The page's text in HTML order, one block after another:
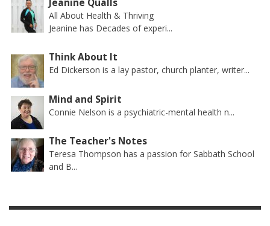
All About Health & Thriving
Jeanine has Decades of experi...
Think About It
Ed Dickerson is a lay pastor, church planter, writer...
Mind and Spirit
Connie Nelson is a psychiatric-mental health n...
The Teacher's Notes
Teresa Thompson has a passion for Sabbath School
and B...